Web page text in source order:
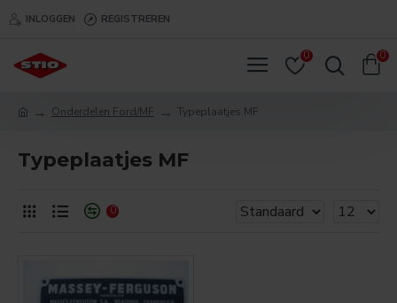
INLOGGEN REGISTREREN
0 0
Onderdelen Ford/MF Typeplaatjes MF
Typeplaatjes MF
0